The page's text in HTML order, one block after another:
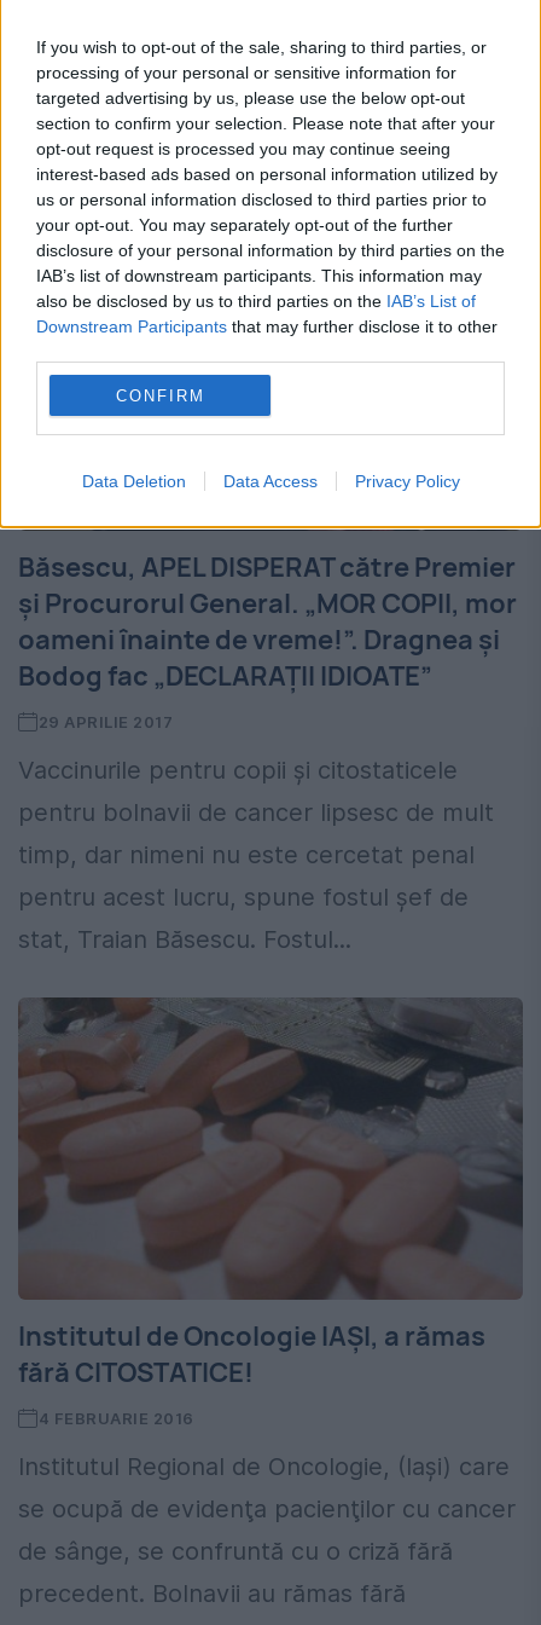
If you wish to opt-out of the sale, sharing to third parties, or
processing of your personal or sensitive information for
targeted advertising by us, please use the below opt-out
section to confirm your selection. Please note that after your
opt-out request is processed you may continue seeing
interest-based ads based on personal information utilized by
us or personal information disclosed to third parties prior to
your opt-out. You may separately opt-out of the further
disclosure of your personal information by third parties on the
IAB’s list of downstream participants. This information may
also be disclosed by us to third parties on the IAB’s List of
Downstream Participants that may further disclose it to other
CONFIRM
Data Deletion Data Access Privacy Policy
fondari ai celebrei trupe rock Iris, trece prin
momente grele. Artistul are cancer și a
început tratamentul care, din păcate, îl ține
departe de...
Băsescu, APEL DISPERAT către Premier
și Procurorul General. „MOR COPII, mor
oameni înainte de vreme!”. Dragnea și
Bodog fac „DECLARAȚII IDIOATE”
29 APRILIE 2017
Vaccinurile pentru copii și citostaticele
pentru bolnavii de cancer lipsesc de mult
timp, dar nimeni nu este cercetat penal
pentru acest lucru, spune fostul șef de
stat, Traian Băsescu. Fostul...
Institutul de Oncologie IAŞI, a rămas
fără CITOSTATICE!
4 FEBRUARIE 2016
Institutul Regional de Oncologie, (Iaşi) care
se ocupă de evidenţa pacienţilor cu cancer
de sânge, se confruntă cu o criză fără
precedent. Bolnavii au rămas fără